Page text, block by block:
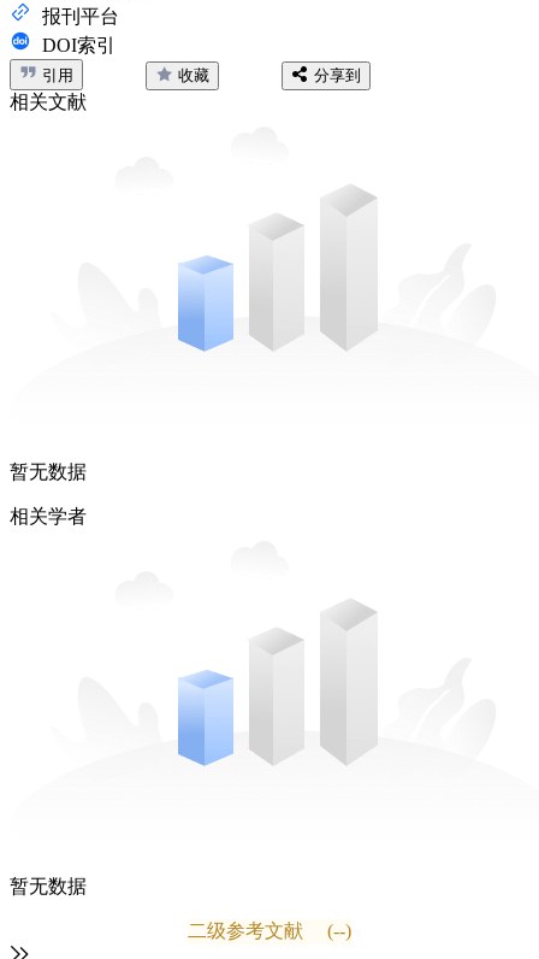
报刊平台
DOI索引
引用 收藏 分享到
相关文献
暂无数据
相关学者
暂无数据
二级参考文献 (--)